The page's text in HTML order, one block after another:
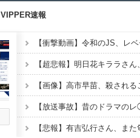
VIPPER速報
【画像】高市早苗、殺され